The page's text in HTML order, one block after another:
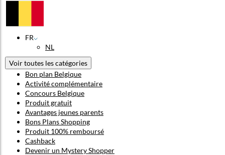
FR
NL
Voir toutes les catégories
Bon plan Belgique
Activité complémentaire
Concours Belgique
Produit gratuit
Avantages jeunes parents
Bons Plans Shopping
Produit 100% remboursé
Cashback
Devenir un Mystery Shopper